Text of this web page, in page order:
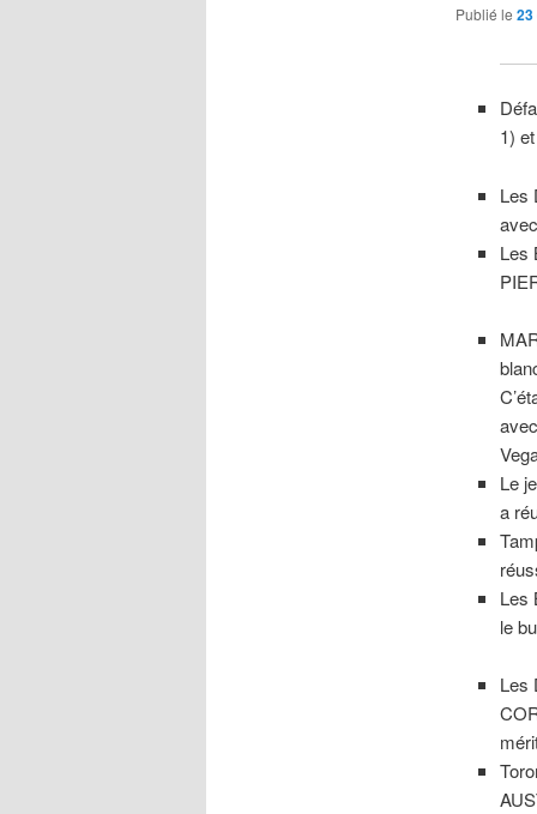
Publié le
1)
Les
Les
Le
a
Les
le
Les